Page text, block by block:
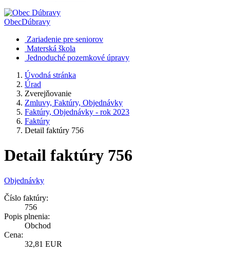
ObecDúbravy
Zariadenie pre seniorov
Materská škola
Jednoduché pozemkové úpravy
Úvodná stránka
Úrad
Zverejňovanie
Zmluvy, Faktúry, Objednávky
Faktúry, Objednávky - rok 2023
Faktúry
Detail faktúry 756
Detail faktúry 756
Objednávky
Číslo faktúry:
756
Popis plnenia:
Obchod
Cena:
32,81 EUR